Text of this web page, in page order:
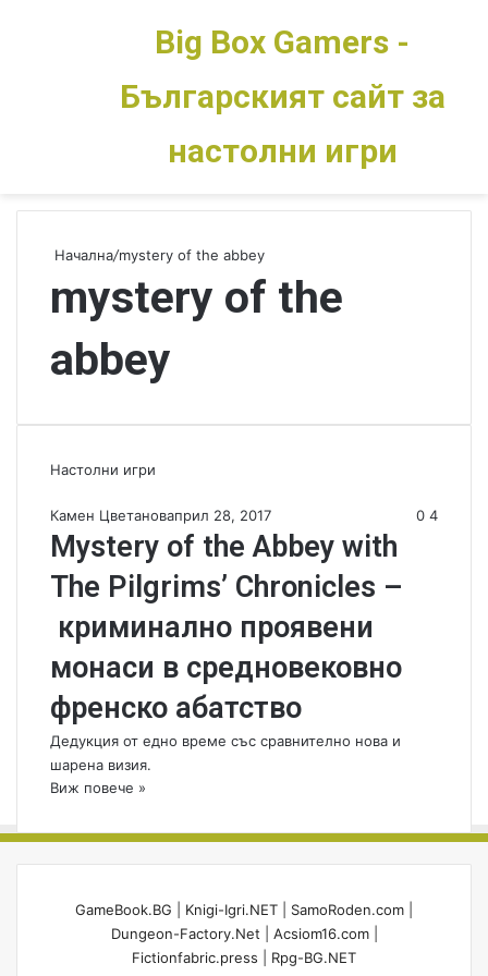
Switch skin
Big Box Gamers -
Българският сайт за
настолни игри
Начална/mystery of the abbey
mystery of the
abbey
Настолни игри
Камен Цветановаприл 28, 2017 0 4
Mystery of the Abbey with
The Pilgrims’ Chronicles –
криминално проявени
монаси в средновековно
френско абатство
Дедукция от едно време със сравнително нова и
шарена визия.
Виж повече »
GameBook.BG Knigi-Igri.NET SamoRoden.com
Dungeon-Factory.Net
Acsiom16.com|
Fictionfabric.press
Rpg-BG.NET